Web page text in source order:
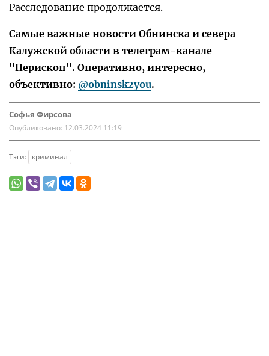
Расследование продолжается.
Самые важные новости Обнинска и севера
Калужской области в телеграм-канале
"Перископ". Оперативно, интересно,
объективно: @obninsk2you.
Софья Фирсова
Опубликовано: 12.03.2024 11:19
Тэги: криминал